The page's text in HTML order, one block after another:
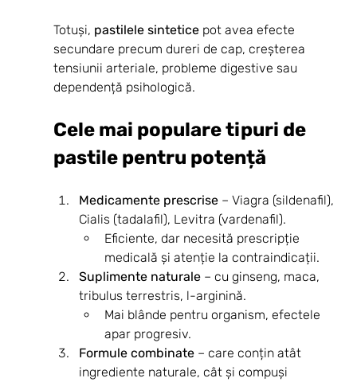
Totuși, pastilele sintetice pot avea efecte
secundare precum dureri de cap, creșterea
tensiunii arteriale, probleme digestive sau
dependență psihologică.
Cele mai populare tipuri de
pastile pentru potență
Medicamente prescrise – Viagra (sildenafil),
Cialis (tadalafil), Levitra (vardenafil).
Eficiente, dar necesită prescripție
medicală și atenție la contraindicații.
Suplimente naturale – cu ginseng, maca,
tribulus terrestris, l-arginină.
Mai blânde pentru organism, efectele
apar progresiv.
Formule combinate – care conțin atât
ingrediente naturale, cât și compuși